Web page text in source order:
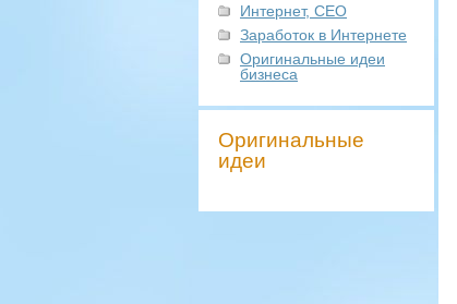
Интернет, СЕО
Заработок в Интернете
Оригинальные идеи
бизнеса
Оригинальные
идеи